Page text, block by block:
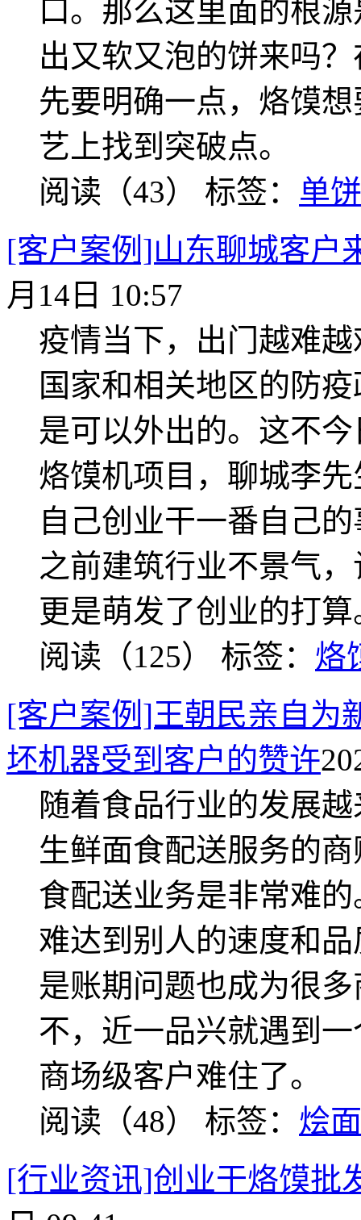
口。那么这里面的根
出又软又泡的饼来吗
先要明确一点，烙馍
艺上找到突破点。
阅读（43） 标签： 单
[客户案例]山东聊城客户
月14日 10:57
疫情当下，出门越难
国家和相关地区的防
是可以外出的。这不
烙馍机项目，聊城李
自己创业干一番自己
之前建筑行业不景气
更是萌发了创业的打算
阅读（125） 标签： 烙
[客户案例]王朝民亲自为
坯机器受到客户的赞许
随着食品行业的发展
生鲜面食配送服务的
食配送业务是非常难
难达到别人的速度和
是账期问题也成为很
不，近一品兴就遇到
商场级客户难住了。
阅读（48） 标签： 烩
[行业资讯]创业干烙馍批